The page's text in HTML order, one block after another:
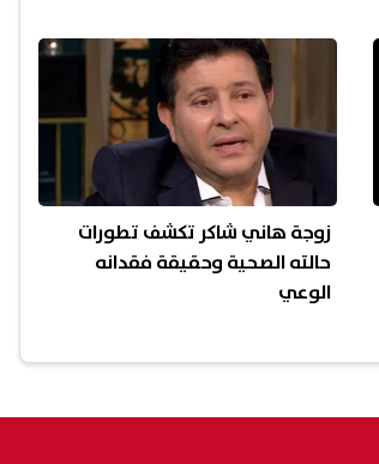
زوجة هاني شاكر تكشف تطورات
حالته الصحية وحقيقة فقدانه
الوعي